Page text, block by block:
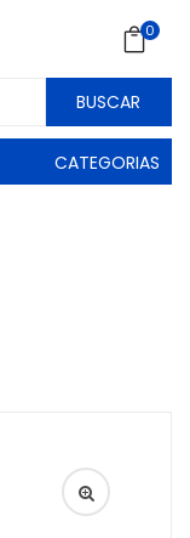
0
BUSCAR
CATEGORIAS